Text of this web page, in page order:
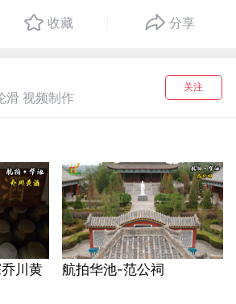
收藏 分享
滑 视频制作
关注
川黄
航拍华池-范公祠